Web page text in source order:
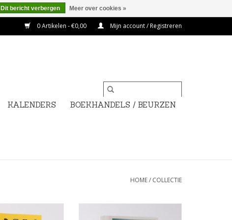
0 Artikelen - €0,00 Mijn account / Registreren
KALENDERS BOEKHANDELS / BEURZEN
HOME/ COLLECTIE
visitekaartje, een leuk souvenir,
Dit bericht verbergen Meer over cookies »